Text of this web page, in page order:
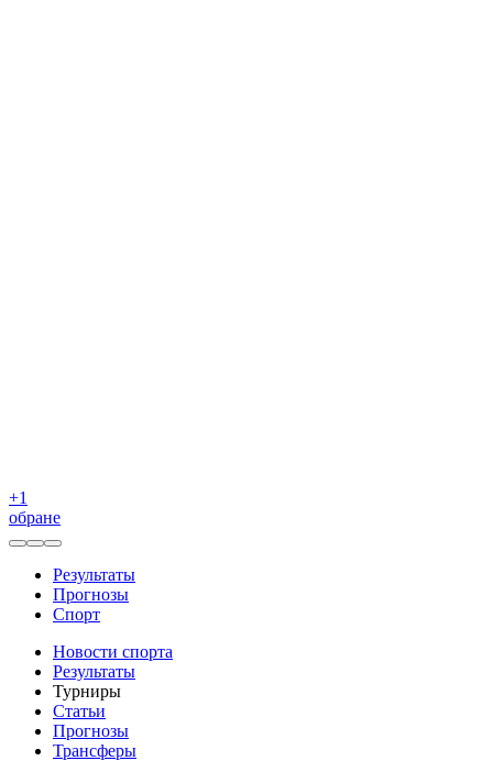
+1
обране
Результаты
Прогнозы
Спорт
Новости спорта
Результаты
Турниры
Статьи
Прогнозы
Трансферы